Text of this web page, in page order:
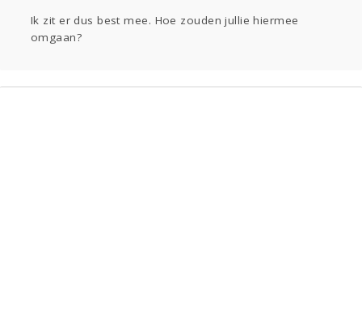
Ik zit er dus best mee. Hoe zouden jullie hiermee
omgaan?